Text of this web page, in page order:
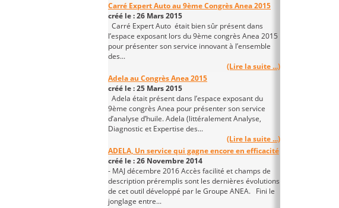
Carré Expert Auto au 9ème Congrès Anea 2015
créé le : 26 Mars 2015
Carré Expert Auto était bien sûr présent dans
l’espace exposant lors du 9ème congrès Anea 2015
pour présenter son service innovant à l’ensemble
des...
(Lire la suite ...)
Adela au Congrès Anea 2015
créé le : 25 Mars 2015
Adela était présent dans l’espace exposant du
9ème congrès Anea pour présenter son service
d’analyse d’huile. Adela (littéralement Analyse,
Diagnostic et Expertise des...
(Lire la suite ...)
ADELA, Un service qui gagne encore en efficacité
créé le : 26 Novembre 2014
- MAJ décembre 2016 Accès facilité et champs de
description préremplis sont les dernières évolutions
de cet outil développé par le Groupe ANEA. Fini le
jonglage entre...